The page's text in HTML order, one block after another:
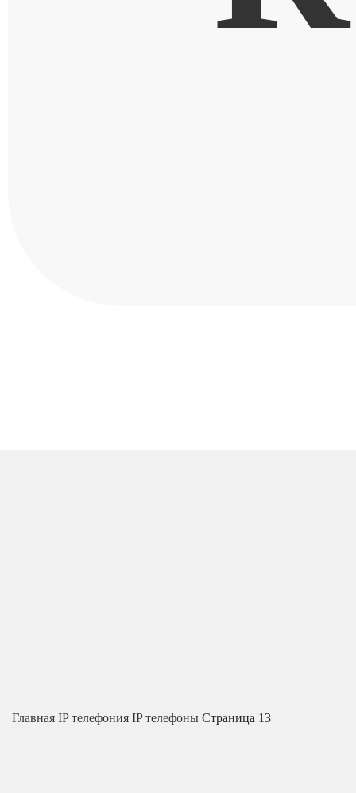
Главная IP телефония IP телефоны Страница 13